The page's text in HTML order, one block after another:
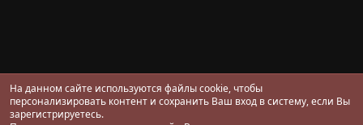
На данном сайте используются файлы cookie, чтобы
персонализировать контент и сохранить Ваш вход в систему, если Вы
зарегистрируетесь.